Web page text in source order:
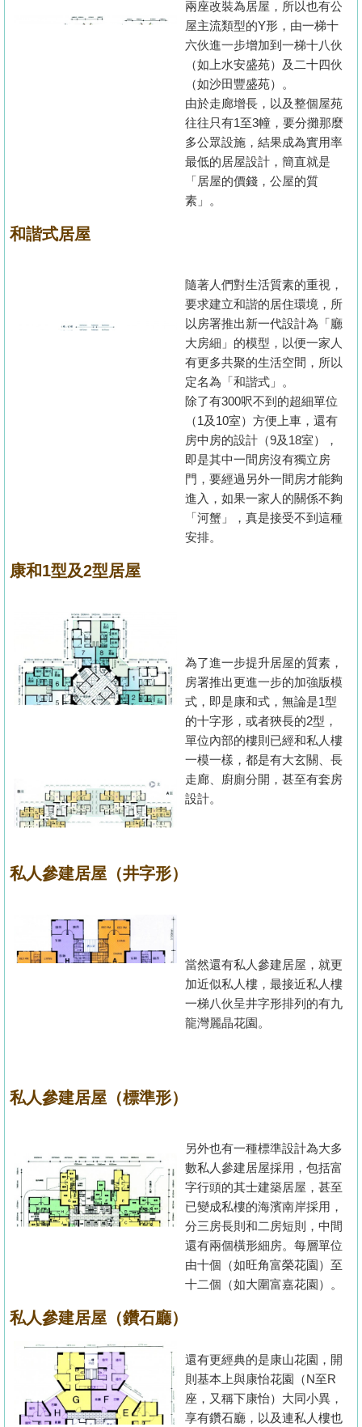
兩座改裝為居屋，所以也有公
屋主流類型的Y形，由一梯十
六伙進一步增加到一梯十八伙
（如上水安盛苑）及二十四伙
（如沙田豐盛苑）。
由於走廊增長，以及整個屋苑
往往只有1至3幢，要分攤那麼
多公眾設施，結果成為實用率
最低的居屋設計，簡直就是
「居屋的價錢，公屋的質
素」。
和諧式居屋
隨著人們對生活質素的重視，
要求建立和諧的居住環境，所
以房署推出新一代設計為「廳
大房細」的模型，以便一家人
有更多共聚的生活空間，所以
定名為「和諧式」。
除了有300呎不到的超細單位
（1及10室）方便上車，還有
房中房的設計（9及18室），
即是其中一間房沒有獨立房
門，要經過另外一間房才能夠
進入，如果一家人的關係不夠
「河蟹」，真是接受不到這種
安排。
康和1型及2型居屋
為了進一步提升居屋的質素，
房署推出更進一步的加強版模
式，即是康和式，無論是1型
的十字形，或者狹長的2型，
單位內部的樓則已經和私人樓
一模一樣，都是有大玄關、長
走廊、廚廁分開，甚至有套房
設計。
私人參建居屋（井字形）
當然還有私人參建居屋，就更
加近似私人樓，最接近私人樓
一梯八伙呈井字形排列的有九
龍灣麗晶花園。
私人參建居屋（標準形）
另外也有一種標準設計為大多
數私人參建居屋採用，包括富
字行頭的其士建築居屋，甚至
已變成私樓的海濱南岸採用，
分三房長則和二房短則，中間
還有兩個橫形細房。每層單位
由十個（如旺角富榮花園）至
十二個（如大圍富嘉花園）。
私人參建居屋（鑽石廳）
還有更經典的是康山花園，開
則基本上與康怡花園（N至R
座，又稱下康怡）大同小異，
享有鑽石廳，以及連私人樓也